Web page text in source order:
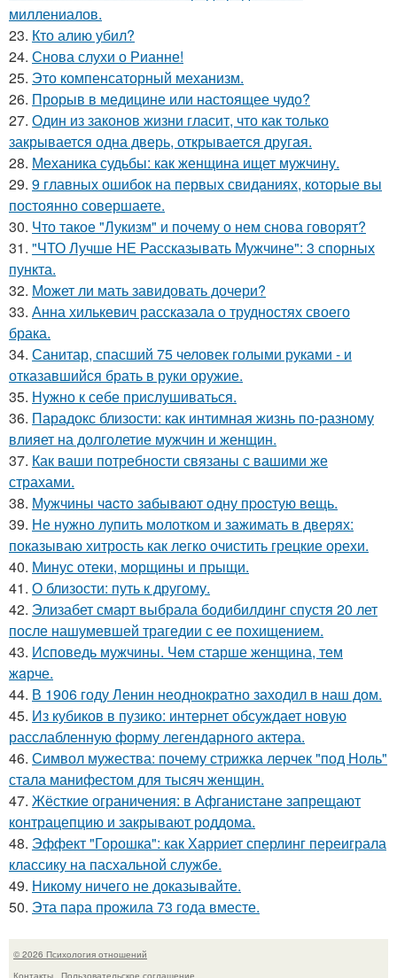
миллениалов.
23. Кто алию убил?
24. Снова слухи о Рианне!
25. Это компенсаторный механизм.
26. Прорыв в медицине или настоящее чудо?
27. Один из законов жизни гласит, что как только
закрывается одна дверь, открывается другая.
28. Механика судьбы: как женщина ищет мужчину.
29. 9 главных ошибок на первых свиданиях, которые вы
постоянно совершаете.
30. Что такое "Лукизм" и почему о нем снова говорят?
31. "ЧТО Лучше НЕ Рассказывать Мужчине": 3 спорных
пункта.
32. Может ли мать завидовать дочери?
33. Анна хилькевич рассказала о трудностях своего
брака.
34. Санитар, спасший 75 человек голыми руками - и
отказавшийся брать в руки оружие.
35. Нужно к себе прислушиваться.
36. Парадокс близости: как интимная жизнь по-разному
влияет на долголетие мужчин и женщин.
37. Как ваши потребности связаны с вашими же
страхами.
38. Мужчины чacтo зaбывaют oдну пpocтую вeщь.
39. Не нужно лупить молотком и зажимать в дверях:
показываю хитрость как легко очистить грецкие орехи.
40. Минус отеки, морщины и прыщи.
41. О близости: путь к другому.
42. Элизабет смарт выбрала бодибилдинг спустя 20 лет
после нашумевшей трагедии с ее похищением.
43. Исповедь мужчины. Чeм старше женщина, тем
жaрче.
44. В 1906 году Ленин неоднократно заходил в наш дом.
45. Из кубиков в пузико: интернет обсуждает новую
расслабленную форму легендарного актера.
46. Символ мужества: почему стрижка лерчек "под Ноль"
стала манифестом для тысяч женщин.
47. Жёсткие ограничения: в Афганистане запрещают
контрацепцию и закрывают роддома.
48. Эффект "Горошка": как Харриет сперлинг переиграла
классику на пасхальной службе.
49. Никому ничего не доказывайте.
50. Эта пара прожила 73 года вместе.
© 2026 Психология отношений
Контакты
Пользовательское соглашение